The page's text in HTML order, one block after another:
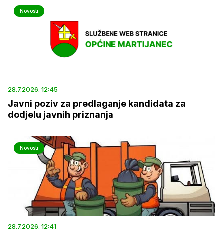
Novosti
28.7.2026. 12:45
Javni poziv za predlaganje kandidata za
dodjelu javnih priznanja
Novosti
28.7.2026. 12:41